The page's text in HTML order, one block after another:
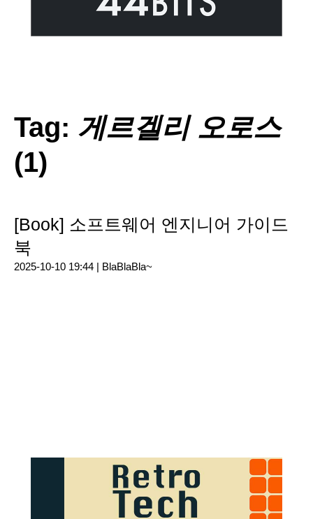
Tag: 게르겔리 오로스
(1)
[Book] 소프트웨어 엔지니어 가이드
북
2025-10-10 19:44 | BlaBlaBla~